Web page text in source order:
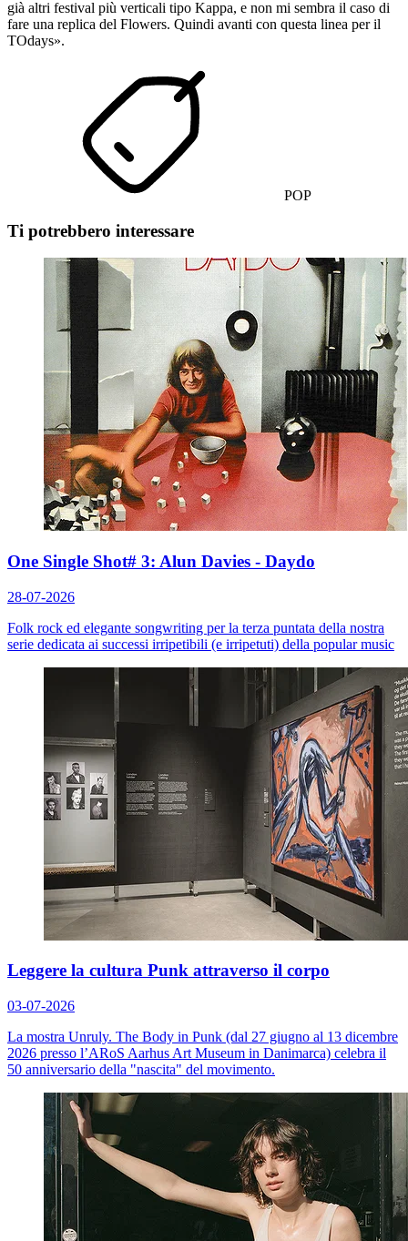
già altri festival più verticali tipo Kappa, e non mi sembra il caso di
fare una replica del Flowers. Quindi avanti con questa linea per il
TOdays».
POP
Ti potrebbero interessare
One Single Shot# 3: Alun Davies - Daydo
28-07-2026
Folk rock ed elegante songwriting per la terza puntata della nostra
serie dedicata ai successi irripetibili (e irripetuti) della popular music
Leggere la cultura Punk attraverso il corpo
03-07-2026
La mostra Unruly. The Body in Punk (dal 27 giugno al 13 dicembre
2026 presso l’ARoS Aarhus Art Museum in Danimarca) celebra il
50 anniversario della "nascita" del movimento.